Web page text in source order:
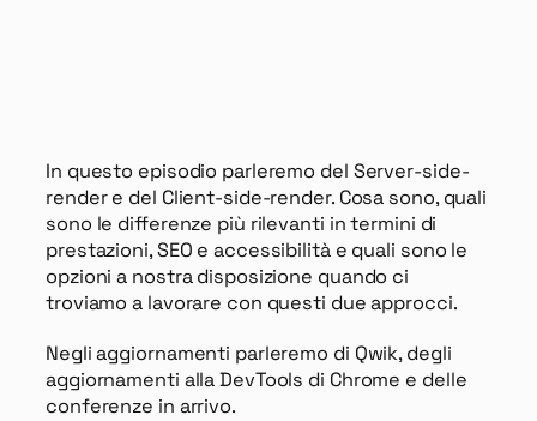
In questo episodio parleremo del Server-side-
render e del Client-side-render. Cosa sono, quali
sono le differenze più rilevanti in termini di
prestazioni, SEO e accessibilità e quali sono le
opzioni a nostra disposizione quando ci
troviamo a lavorare con questi due approcci.
Negli aggiornamenti parleremo di Qwik, degli
aggiornamenti alla DevTools di Chrome e delle
conferenze in arrivo.